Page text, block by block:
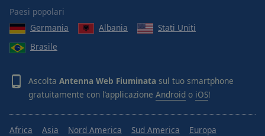
Paesi popolari
Germania
Albania
Stati Uniti
Brasile
Ascolta Antenna Web Fiuminata sul tuo smartphone
gratuitamente con l’applicazione Android o iOS!
Africa Asia Nord America Sud America
Europa